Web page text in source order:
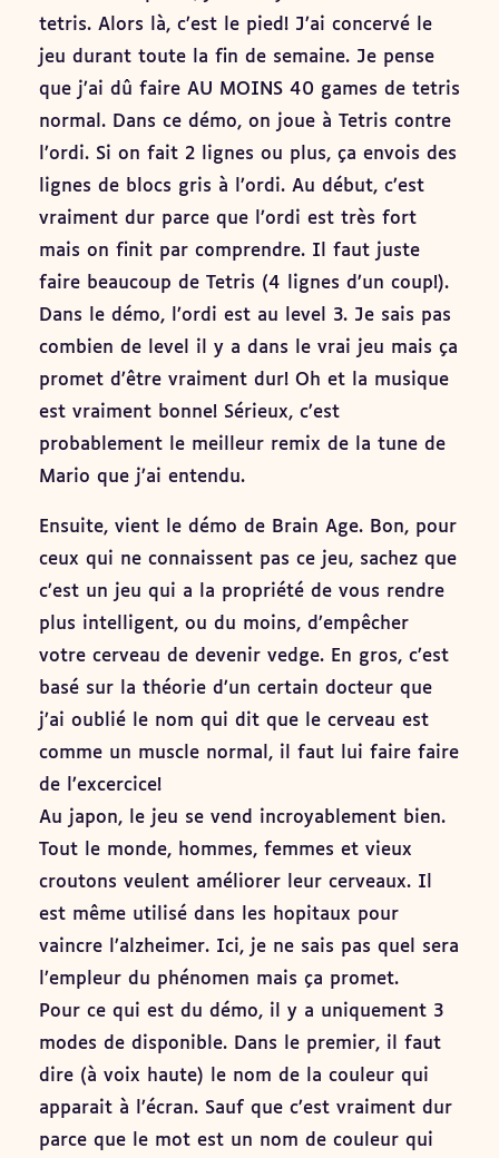
tetris. Alors là, c’est le pied! J’ai concervé le
jeu durant toute la fin de semaine. Je pense
que j’ai dû faire AU MOINS 40 games de tetris
normal. Dans ce démo, on joue à Tetris contre
l’ordi. Si on fait 2 lignes ou plus, ça envois des
lignes de blocs gris à l’ordi. Au début, c’est
vraiment dur parce que l’ordi est très fort
mais on finit par comprendre. Il faut juste
faire beaucoup de Tetris (4 lignes d’un coup!).
Dans le démo, l’ordi est au level 3. Je sais pas
combien de level il y a dans le vrai jeu mais ça
promet d’être vraiment dur! Oh et la musique
est vraiment bonne! Sérieux, c’est
probablement le meilleur remix de la tune de
Mario que j’ai entendu.
Ensuite, vient le démo de Brain Age. Bon, pour
ceux qui ne connaissent pas ce jeu, sachez que
c’est un jeu qui a la propriété de vous rendre
plus intelligent, ou du moins, d’empêcher
votre cerveau de devenir vedge. En gros, c’est
basé sur la théorie d’un certain docteur que
j’ai oublié le nom qui dit que le cerveau est
comme un muscle normal, il faut lui faire faire
de l’excercice!
Au japon, le jeu se vend incroyablement bien.
Tout le monde, hommes, femmes et vieux
croutons veulent améliorer leur cerveaux. Il
est même utilisé dans les hopitaux pour
vaincre l’alzheimer. Ici, je ne sais pas quel sera
l’empleur du phénomen mais ça promet.
Pour ce qui est du démo, il y a uniquement 3
modes de disponible. Dans le premier, il faut
dire (à voix haute) le nom de la couleur qui
apparait à l’écran. Sauf que c’est vraiment dur
parce que le mot est un nom de couleur qui